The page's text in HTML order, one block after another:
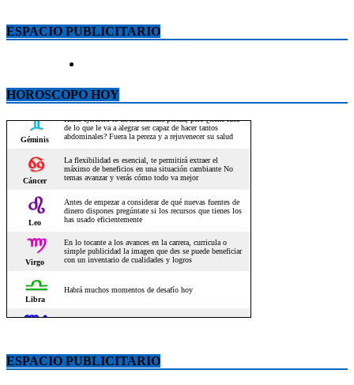
ESPACIO PUBLICITARIO
HOROSCOPO HOY
ESPACIO PUBLICITARIO